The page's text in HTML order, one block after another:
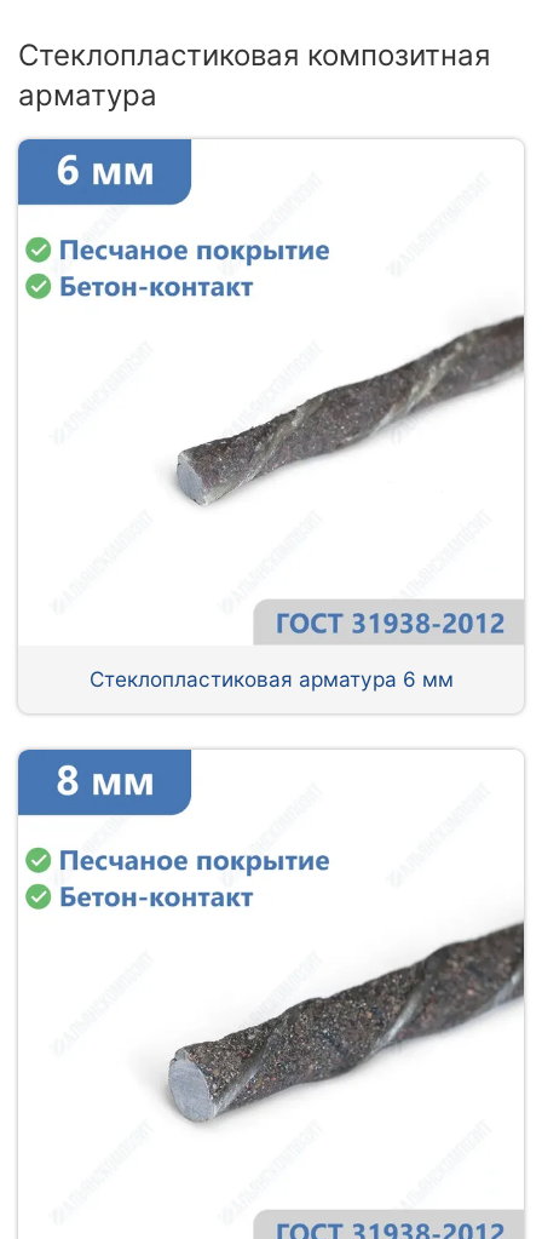
Стеклопластиковая композитная
арматура
Стеклопластиковая арматура 6 мм